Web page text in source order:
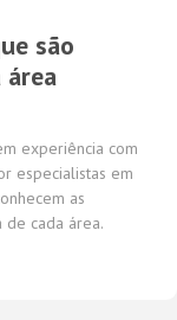
são
experiência com
especialistas em
as
de cada área.